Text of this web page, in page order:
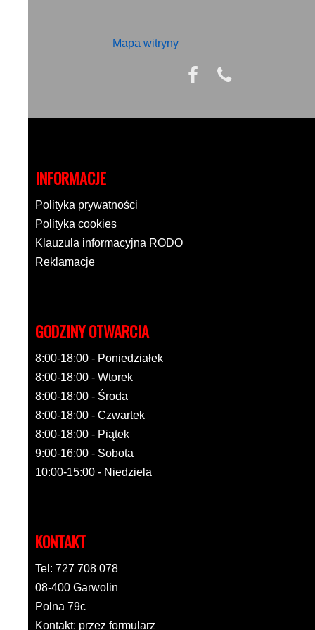
Mapa witryny
INFORMACJE
Polityka prywatności
Polityka cookies
Klauzula informacyjna RODO
Reklamacje
GODZINY OTWARCIA
8:00-18:00 - Poniedziałek
8:00-18:00 - Wtorek
8:00-18:00 - Środa
8:00-18:00 - Czwartek
8:00-18:00 - Piątek
9:00-16:00 - Sobota
10:00-15:00 - Niedziela
KONTAKT
Tel: 727 708 078
08-400 Garwolin
Polna 79c
Kontakt: przez formularz